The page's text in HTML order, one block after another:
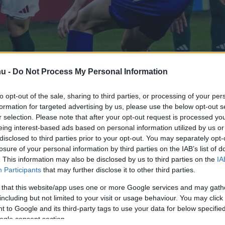
- Do Not Process My Personal Information
opt-out of the sale, sharing to third parties, or processing of your
for targeted advertising by us, please use the below opt-out
selection. Please note that after your opt-out request is processed
interest-based ads based on personal information utilized by us
to third parties prior to your opt-out. You may separately
of your personal information by third parties on the IAB’s list of
This information may also be disclosed by us to third parties on the
Participants that may further disclose it to other third parties.
that this website/app uses one or more Google services and may
but not limited to your visit or usage behaviour. You may
to Google and its third-party tags to use your data for below
consent section.
lapok a Magyarország
kövess minket aCsakfociGoogle News oldalán is!
0-ra nyert a 2026-os vb-selejtező F-
fellépett a csoport második, pótselejtezőt